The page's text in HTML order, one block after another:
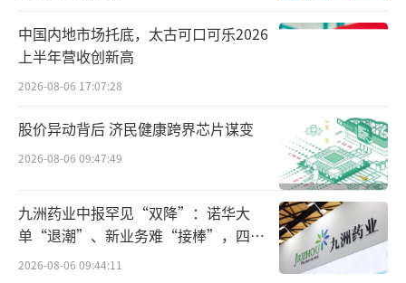
经查，该院存在42项问题，违法违规金额5
92.8万元，但该院仅自查自纠退回医保基金1.9
6万元。典型问题有：
·一是过度诊疗。如1次住院，无指征开展
4次梅毒、3次丙肝检测，临床意义不大，浪费
·二是超标准收费。如角膜曲率测量、人
工晶体度数测量、视网膜激光光凝术按“次
中国内地市场托底，太古可口可乐2026
上半年营收创新高
2026-08-06 17:07:28
股价异动背后 济民健康跨界芯片谋变
2026-08-06 09:47:49
九洲药业中报罕见“双降”：诺华大
单“退潮”、新业务难“接棒”，四大
难关待闯
2026-08-06 09:44:11